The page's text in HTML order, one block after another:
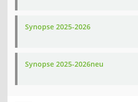
Synopse 2025-2026
Synopse 2025-2026neu